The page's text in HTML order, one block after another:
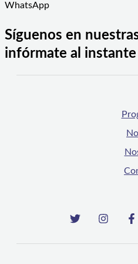
WhatsApp
Síguenos en
infórmate al instante